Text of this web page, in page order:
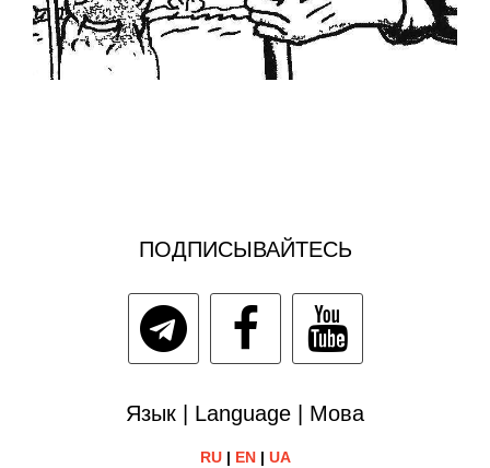
ПОДПИСЫВАЙТЕСЬ
Язык | Language | Мова
RU| EN| UA